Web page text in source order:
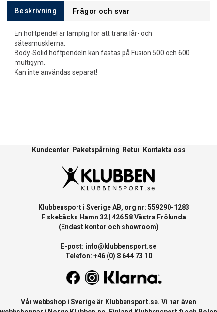
Beskrivning Frågor och svar
En höftpendel är lämplig för att träna lår- och
sätesmusklerna.
Body-Solid höftpendeln kan fästas på Fusion 500 och 600
multigym.
Kan inte användas separat!
Kundcenter Paketspårning Retur Kontakta oss
Klubbensport i Sverige AB, org nr: 559290-1283
Fiskebäcks Hamn 32 | 426 58 Västra Frölunda
(Endast kontor och showroom)
E-post: info@klubbensport.se
Telefon: +46 (0) 8 644 73 10
Vår webbshop i Sverige är Klubbensport.se. Vi har även